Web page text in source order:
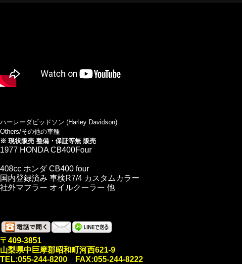
ハーレーダビッドソン (Harley Davidson)
Others/その他の車種
※ 現状販売 整備・保証等無 販売
1977 HONDA CB400Four
408cc ホンダ CB400 four
国内登録済み 車検R7/4 カスタムカラー
社外マフラー オイルクーラー 他
〒409-3851
山梨県中巨摩郡昭和町河西621-9
TEL:055-244-8200 FAX:055-244-8222